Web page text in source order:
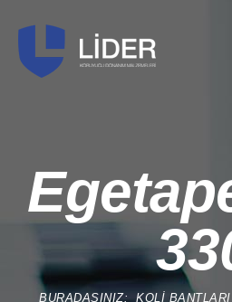
BURADASINIZ: KOLI BANTLARI